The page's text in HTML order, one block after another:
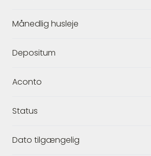
Månedlig husleje
Depositum
Aconto
Status
Dato tilgængelig